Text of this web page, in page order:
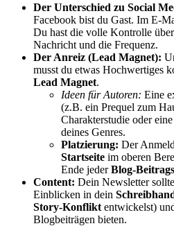
Der Unterschied zu Social
Facebook bist du Gast. Im E-
Du hast die volle Kontrolle
Nachricht und die Frequenz.
Der Anreiz (Lead Magnet):
musst du etwas Hochwertiges
Lead Magnet.
Ideen für Autoren: Eine
(z.B. ein Prequel zum
Charakterstudie oder
deines Genres.
Platzierung: Der
Startseite im oberen
Ende jederBlog-Beitrags
Content: Dein Newsletter
Einblicken in dein
Story-Konflikt entwickelst)
Blogbeiträgen bieten.